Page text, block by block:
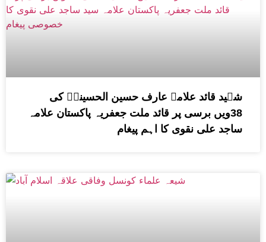
شہید قائد علامہ عارف حسین الحسینیؒ کی
38ویں برسی پر قائد ملت جعفریہ پاکستان علامہ
ساجد علی نقوی کا اہم پیغام